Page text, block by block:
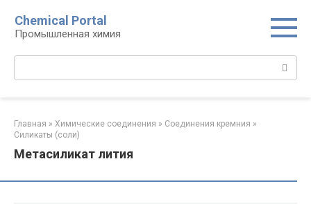
контенту
Chemical Portal
Промышленная химия
Главная » Химические соединения » Соединения кремния‎ »
Силикаты (соли)‎
Метасиликат лития